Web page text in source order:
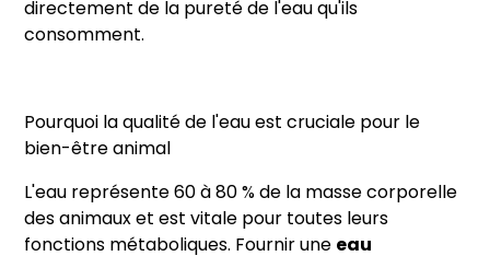
directement de la pureté de l'eau qu'ils
consomment.
Pourquoi la qualité de l'eau est cruciale pour le
bien-être animal
L'eau représente 60 à 80 % de la masse corporelle
des animaux et est vitale pour toutes leurs
fonctions métaboliques. Fournir une eau